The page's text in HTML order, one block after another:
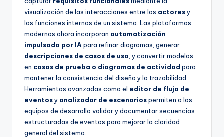
visualización de las interacciones entre los actoresy
las funciones internas de un sistema. Las plataformas
modernas ahora incorporan automatización
impulsada por IA para refinar diagramas, generar
descripciones de casos de uso , y convertir modelos
en casos de prueba o diagramas de actividad para
mantener la consistencia del diseño y la trazabilidad.
Herramientas avanzadas como el editor de flujo de
eventosy analizador de escenariospermiten a los
equipos de desarrollo validar y documentar secuencias
estructuradas de eventos para mejorar la claridad
general del sistema.